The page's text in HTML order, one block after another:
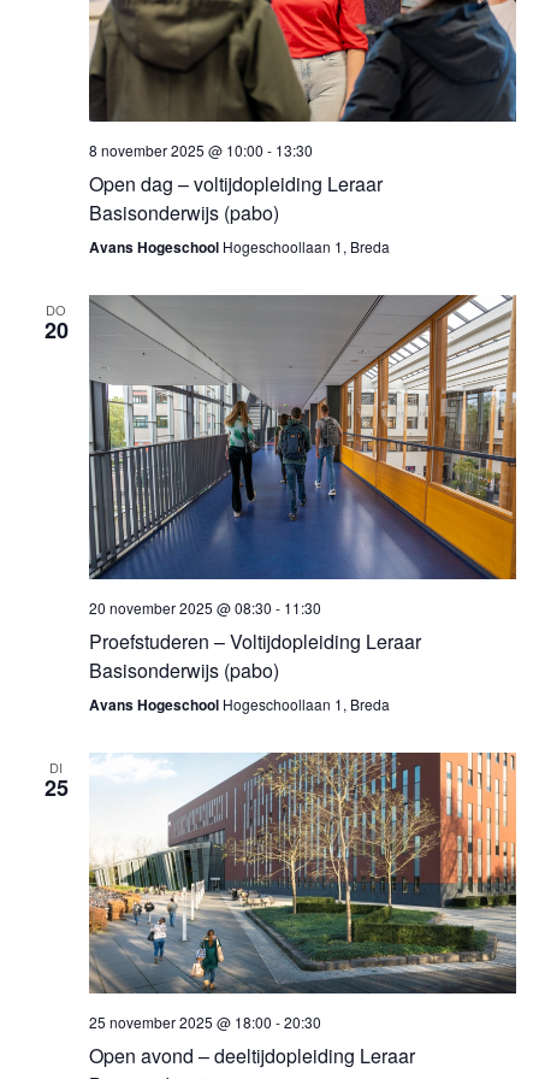
8 november 2025 @ 10:00 - 13:30
Open dag – voltijdopleiding Leraar
Basisonderwijs (pabo)
Avans Hogeschool Hogeschoollaan 1, Breda
DO
20
20 november 2025 @ 08:30 - 11:30
Proefstuderen – Voltijdopleiding Leraar
Basisonderwijs (pabo)
Avans Hogeschool Hogeschoollaan 1, Breda
DI
25
25 november 2025 @ 18:00 -20:30
Open avond – deeltijdopleiding Leraar